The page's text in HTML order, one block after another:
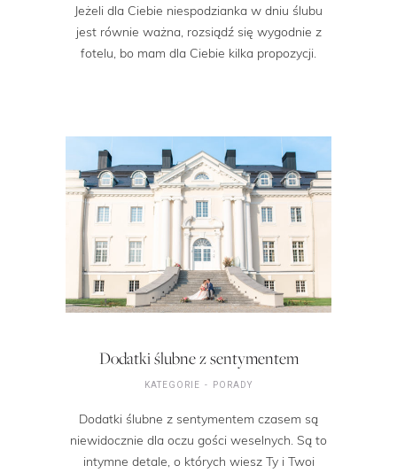
Jeżeli dla Ciebie niespodzianka w dniu ślubu
jest równie ważna, rozsiądź się wygodnie z
fotelu, bo mam dla Ciebie kilka propozycji.
Dodatki ślubne z sentymentem
KATEGORIE PORADY
Dodatki ślubne z sentymentem czasem są
niewidocznie dla oczu gości weselnych. Są to
intymne detale, o których wiesz Ty i Twoi